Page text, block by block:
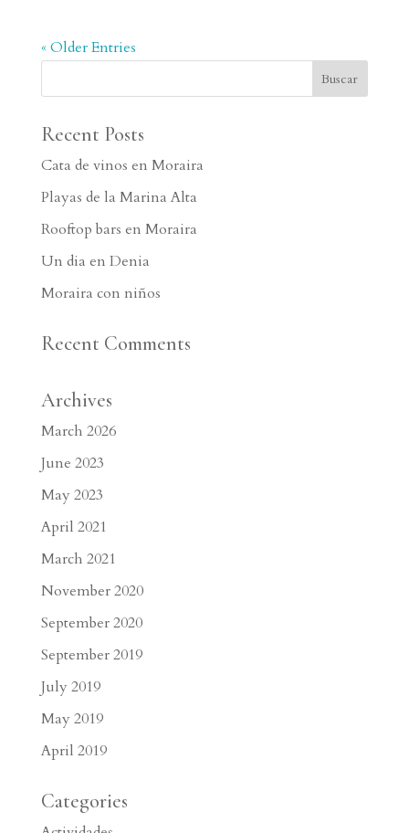
« Older Entries
Recent Posts
Cata de vinos en Moraira
Playas de la Marina Alta
Rooftop bars en Moraira
Un dia en Denia
Moraira con niños
Recent Comments
Archives
March 2026
June 2023
May 2023
April 2021
March 2021
November 2020
September 2020
September 2019
July 2019
May 2019
April 2019
Categories